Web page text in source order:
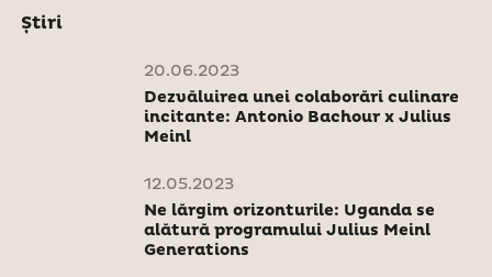
Știri
20.06.2023
Dezvăluirea unei colaborări culinare
incitante: Antonio Bachour x Julius
Meinl
12.05.2023
Ne lărgim orizonturile: Uganda se
alătură programului Julius Meinl
Generations